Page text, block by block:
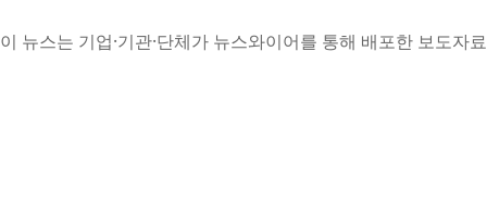
이 뉴스는 기업·기관·단체가 뉴스와이어를 통해 배포한 보도자